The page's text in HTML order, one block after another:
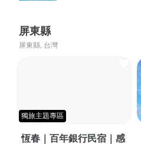
屏東縣
屏東縣, 台灣
獨旅主題專區
恆春｜百年銀行民宿｜感